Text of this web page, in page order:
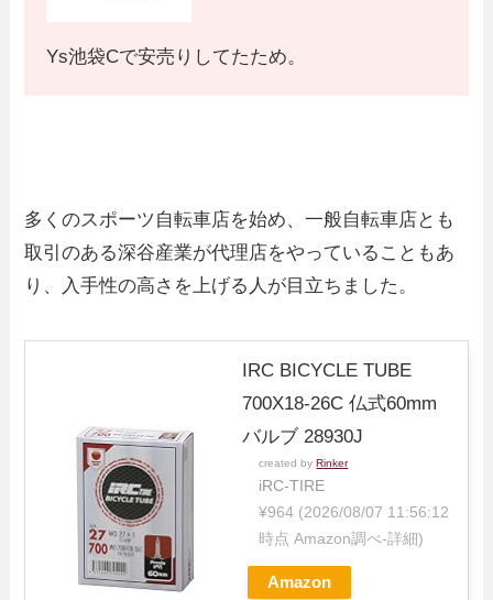
Ys池袋Cで安売りしてたため。
多くのスポーツ自転車店を始め、一般自転車店とも
取引のある深谷産業が代理店をやっていることもあ
り、入手性の高さを上げる人が目立ちました。
IRC BICYCLE TUBE
700X18-26C 仏式60mm
バルブ 28930J
created byRinker
iRC-TIRE
¥964 (2026/08/07 11:56:12
時点 Amazon調べ-詳細)
Amazon